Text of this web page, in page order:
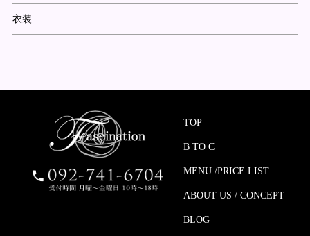
衣装
TOP
B TO C
MENU /PRICE LIST
ABOUT US / CONCEPT
BLOG